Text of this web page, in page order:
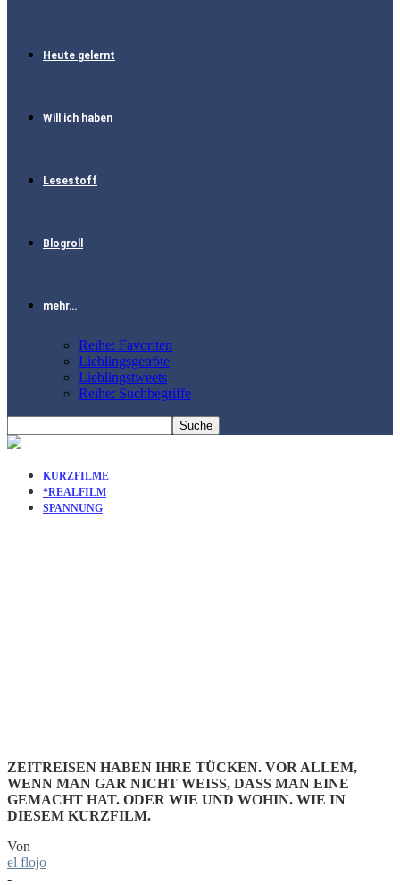
Heute gelernt
Will ich haben
Lesestoff
Blogroll
mehr…
Reihe: Favoriten
Lieblingsgetröte
Lieblingstweets
Reihe: Suchbegriffe
KURZFILME
*REALFILM
SPANNUNG
ZEITREISEN HABEN IHRE TÜCKEN. VOR ALLEM,
WENN MAN GAR NICHT WEISS, DASS MAN EINE G
EMACHT HAT. ODER WIE UND WOHIN. WIE IN D
IESEM KURZFILM.
Von
el flojo
-